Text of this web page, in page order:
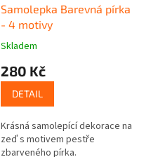
Samolepka Barevná pírka
- 4 motivy
Skladem
280 Kč
DETAIL
Krásná samolepící dekorace na
zeď s motivem pestře
zbarveného pírka.